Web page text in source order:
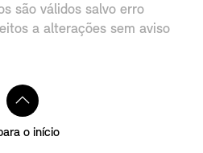
são válidos salvo erro
a alterações sem aviso
o início